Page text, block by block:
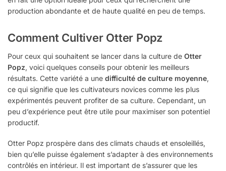
production abondante et de haute qualité en peu de temps.
Comment Cultiver Otter Popz
Pour ceux qui souhaitent se lancer dans la culture de Otter
Popz, voici quelques conseils pour obtenir les meilleurs
résultats. Cette variété a une difficulté de culture moyenne,
ce qui signifie que les cultivateurs novices comme les plus
expérimentés peuvent profiter de sa culture. Cependant, un
peu d’expérience peut être utile pour maximiser son potentiel
productif.
Otter Popz prospère dans des climats chauds et ensoleillés,
bien qu’elle puisse également s’adapter à des environnements
contrôlés en intérieur. Il est important de s’assurer que les